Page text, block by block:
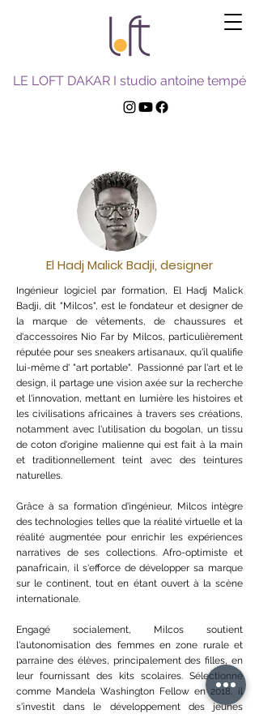
LE LOFT DAKAR I studio antoine tempé
El Hadj Malick Badji, designer
Ingénieur logiciel par formation, El Hadj Malick
Badji, dit "Milcos", est le fondateur et designer de
la marque de vêtements, de chaussures et
d'accessoires Nio Far by Milcos, particulièrement
réputée pour ses sneakers artisanaux, qu'il qualifie
lui-même d' "art portable". Passionné par l'art et le
design, il partage une vision axée sur la recherche
et l'innovation, mettant en lumière les histoires et
les civilisations africaines à travers ses créations,
notamment avec l'utilisation du bogolan, un tissu
de coton d'origine malienne qui est fait à la main
et traditionnellement teint avec des teintures
naturelles.
Grâce à sa formation d'ingénieur, Milcos intègre
des technologies telles que la réalité virtuelle et la
réalité augmentée pour enrichir les expériences
narratives de ses collections. Afro-optimiste et
panafricain, il s'efforce de développer sa marque
sur le continent, tout en étant ouvert à la scène
internationale.
Engagé socialement, Milcos soutient
l'autonomisation des femmes en zone rurale et
parraine des élèves, principalement des filles, en
leur fournissant des kits scolaires. Sélectionné
comme Mandela Washington Fellow en 2018, il
s'investit dans le développement des jeunes